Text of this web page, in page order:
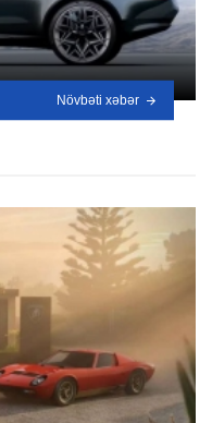
Növbəti xəbər